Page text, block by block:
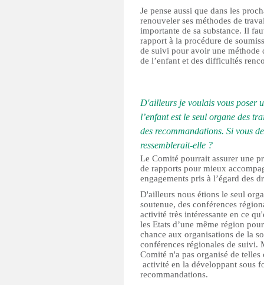
Je pense aussi que dans les
renouveler ses méthodes de
importante de sa substance. Il
rapport à la procédure de
de suivi pour avoir une méthode
de l’enfant et des difficultés
D'ailleurs je voulais vous poser
l’enfant est le seul organe des
des recommandations. Si vous
ressemblerait-elle ?
Le Comité pourrait assurer une
de rapports pour mieux
engagements pris à l’égard des
D'ailleurs nous étions le seul
soutenue, des conférences
activité très intéressante en ce
les Etats d’une même région
chance aux organisations de la
conférences régionales de suivi.
Comité n'a pas organisé de
activité en la développant sous
recommandations.